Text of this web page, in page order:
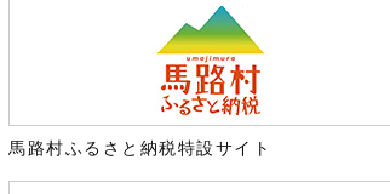
馬路村ふるさと納税特設サイト